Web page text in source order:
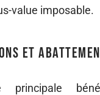
value imposable.
et
principale